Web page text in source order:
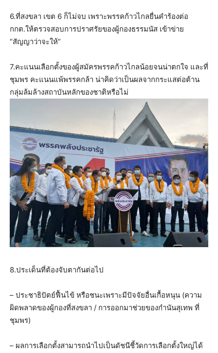
6.ที่สงขลา เขต 6 ก็ไม่จบ เพราะพรรคก้าวไกลยื่นคำร้องต่อ
กกต.ให้ตรวจสอบการปราศรัยของผู้กองธรรมนัส เข้าข่าย
“สัญญาว่าจะให้”
7.คะแนนเลือกตั้งของผู้สมัครพรรคก้าวไกลน้อยจนน่าตกใจ และที่
ชุมพร คะแนนแพ้พรรคกล้า น่าคิดว่าเป็นผลจากกระแสต่อต้าน
กลุ่มล้มล้างสถาบันหลักของชาติหรือไม่
8.ประเด็นที่ต้องจับตากันต่อไป
– ประชาธิปัตย์ฟื้นไข้ หรือชนะเพราะมีปัจจัยอื่นเกื้อหนุน (ความ
ผิดพลาดของผู้กองที่สงขลา / การออกมาช่วยของกำนันสุเทพ ที่
ชุมพร)
– ผลการเลือกตั้งสามารถนำไปเป็นดัชนีชี้วัดการเลือกตั้งใหญ่ได้